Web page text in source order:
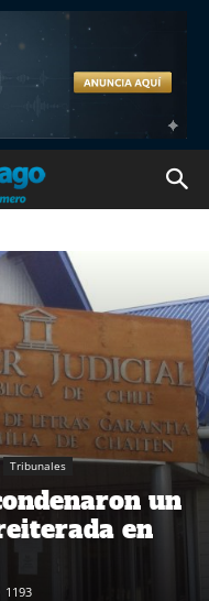
Tribunales
un
en
1193